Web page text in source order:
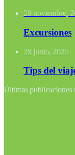
28 noviembre,
Excursiones
28 junio, 2025
Tips del
Últimas publicaciones